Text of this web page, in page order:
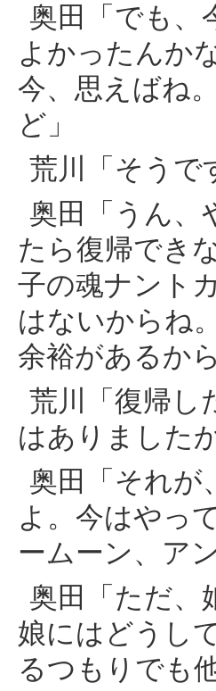
奥田「でも、
よかったんか
今、思えばね
ど」
荒川「そうで
奥田「うん、
たら復帰でき
子の魂ナント
はないからね
余裕があるから
荒川「復帰し
はありました
奥田「それが
よ。今はやっ
ームーン、ア
奥田「ただ、
娘にはどうし
るつもりでも